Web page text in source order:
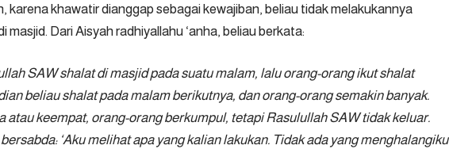
karena khawatir dianggap sebagai kewajiban, beliau tidak melakukannya
masjid. Dari Aisyah radhiyallahu ‘anha, beliau berkata:
SAW shalat di masjid pada suatu malam, lalu orang-orang ikut shalat
beliau shalat pada malam berikutnya, dan orang-orang semakin banyak.
atau keempat, orang-orang berkumpul, tetapi Rasulullah SAW tidak keluar.
‘Aku melihat apa yang kalian lakukan. Tidak ada yang menghalangiku